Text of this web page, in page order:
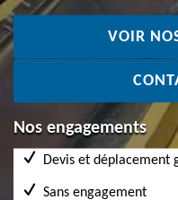
VOIR
Nos engagements
Devis et déplacement
Sans engagement